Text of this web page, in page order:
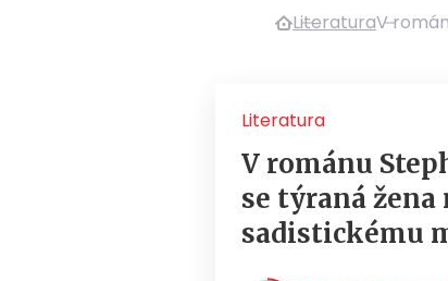
LiteraturaV
Literatura
V románu
se týraná
sadistickému